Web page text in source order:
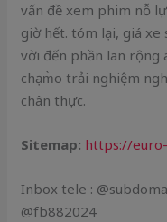
vấn đề xem phim nỗ
giờ hết. tóm lại, giá xe
vời đến phần lan rộng
chạm̀o trải nghiệm
chân thực.
Sitemap: https://
Inbox tele :
@fb882024